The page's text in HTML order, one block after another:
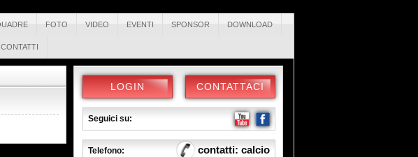
FOTO VIDEO EVENTI SPONSOR DOWNLOAD
CONTATTI
LOGIN CONTATTACI
Seguici su:
Telefono:
contatti: calcio